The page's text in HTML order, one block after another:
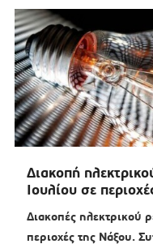
Διακοπή
Ιουλίου σε
Διακοπές ηλεκτρικού
περιοχές της Νάξου.